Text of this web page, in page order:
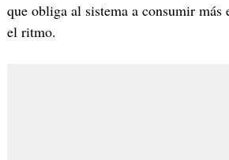
que obliga al sistema a consumir más
el ritmo.